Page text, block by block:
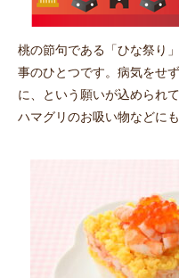
桃の節句である「ひな祭り
事のひとつです。病気をせ
に、という願いが込められ
ハマグリのお吸い物などに